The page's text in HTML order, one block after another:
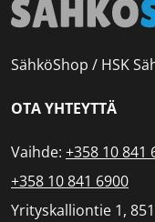
SähköShop / HSK
OTA YHTEYTTÄ
Vaihde: +358 10 841
+358 10 841 6900
Yrityskalliontie 1,